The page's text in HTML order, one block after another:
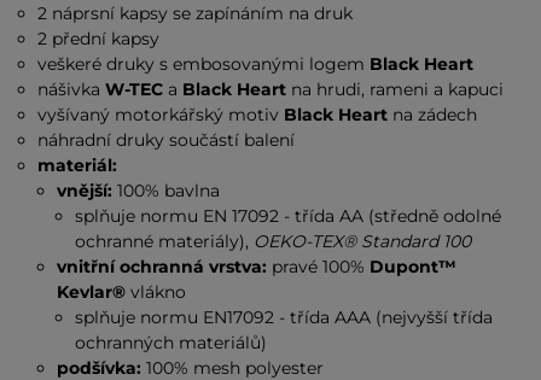
2 náprsní kapsy se zapínáním na druk
2 přední kapsy
veškeré druky s embosovanými logem Black Heart
nášivkaW-TEC a Black Heart na hrudi, rameni a kapuci
vyšívaný motorkářský motiv Black Heart na zádech
náhradní druky součástí balení
materiál:
vnější: 100% bavlna
splňuje normu EN 17092 - třída AA (středně odolné
ochranné materiály), OEKO-TEX® Standard 100
vnitřní ochranná vrstva: pravé 100% Dupont™
Kevlar®vlákno
splňuje normu EN17092 - třída AAA (nejvyšší třída
ochranných materiálů)
podšívka: 100% mesh polyester